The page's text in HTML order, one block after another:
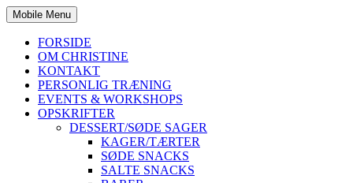
Mobile Menu
FORSIDE
OM CHRISTINE
KONTAKT
PERSONLIG TRÆNING
EVENTS & WORKSHOPS
OPSKRIFTER
DESSERT/SØDE SAGER
KAGER/TÆRTER
SØDE SNACKS
SALTE SNACKS